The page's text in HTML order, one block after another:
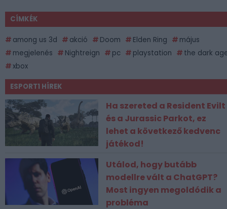
CÍMKÉK
among us 3d akció Doom Elden Ring
május
megjelenés
Nightreign pc playstation
the dark
xbox
ESPORT1 HÍREK
Ha szereted a Resident Evilt
és a Jurassic Parkot, ez
lehet a következő kedvenc
játékod!
Utálod, hogy butább
modellre vált a ChatGPT?
Most ingyen megoldódik a
probléma